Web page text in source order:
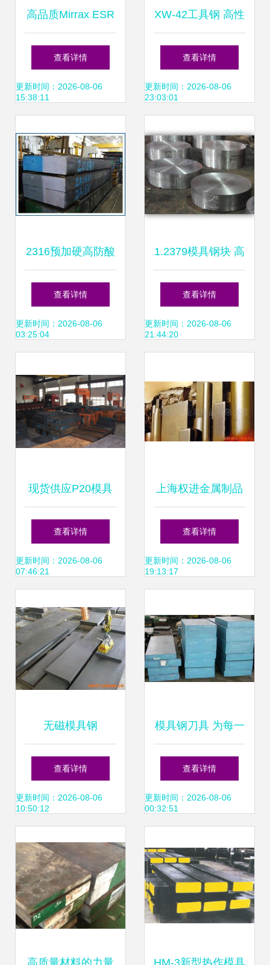
高品质Mirrax ESR
与Missax ESR模具
钢现货批发与精料
查看详情
更新时间：2026-08-06
15:38:11
XW-42工具钢 高性
能模具钢的卓越之
选
查看详情
更新时间：2026-08-06
23:03:01
2316预加硬高防酸
塑胶模具钢 锻造工
艺与卓越性能的全
查看详情
更新时间：2026-08-06
03:25:04
1.2379模具钢块 高
效模具制造的优选
材料
查看详情
更新时间：2026-08-06
21:44:20
现货供应P20模具
钢 高品质整板、零
切与精密加工一体
查看详情
更新时间：2026-08-06
07:46:21
上海权进金属制品
模具钢产品列表
查看详情
更新时间：2026-08-06
19:13:17
无磁模具钢
40Mn18Cr4V的锻
造工艺探究
查看详情
更新时间：2026-08-06
10:50:12
模具钢刀具 为每一
次切割注入工业锋
芒
查看详情
更新时间：2026-08-06
00:32:51
高质量材料的力量 HM-3新型热作模具